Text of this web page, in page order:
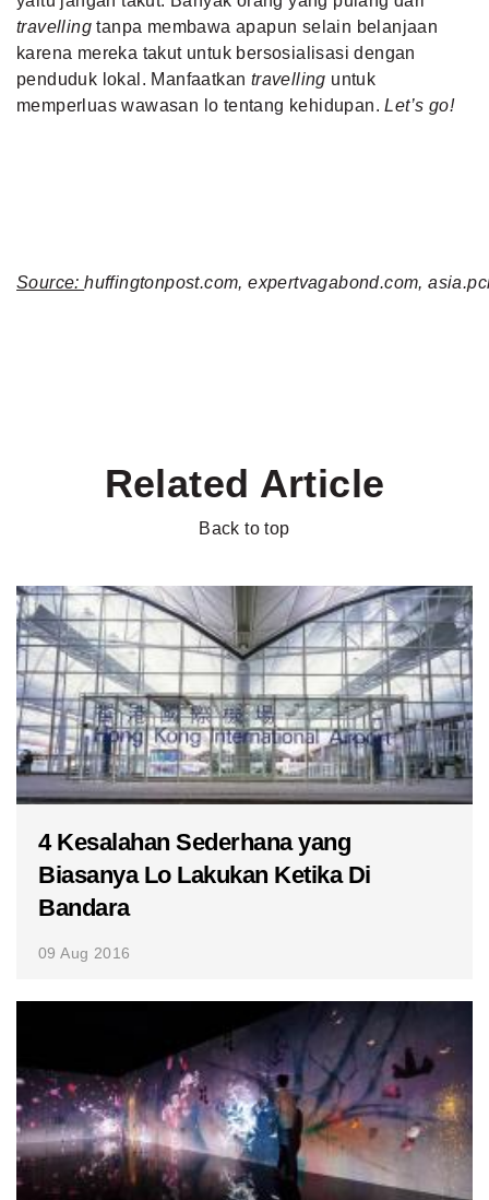
travellingtanpa membawa apapun selain belanjaan
karena mereka takut untuk bersosialisasi dengan
penduduk lokal. Manfaatkan travelling untuk
memperluas wawasan lo tentang kehidupan.Let’s go!
Source:huffingtonpost.com,expertvagabond.com,
Related Article
Back to top
4 Kesalahan Sederhana yang
Biasanya Lo Lakukan Ketika Di
Bandara
09 Aug 2016